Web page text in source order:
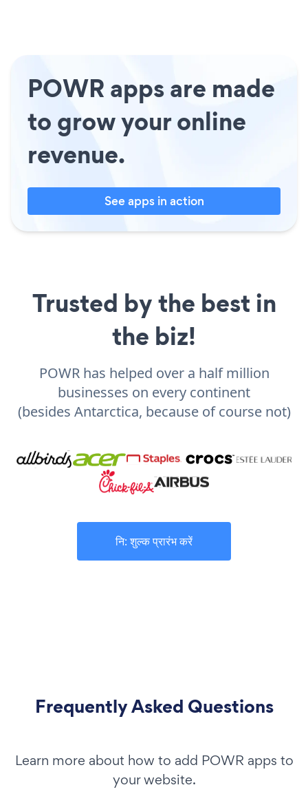
POWR apps are made
to grow your online
revenue.
See apps in action
Trusted by the best in
the biz!
POWR has helped over a half million
businesses on every continent
(besides Antarctica, because of course not)
नि: शुल्क प्रारंभ करें
Frequently Asked Questions
Learn more about how to add POWR apps to
your website.